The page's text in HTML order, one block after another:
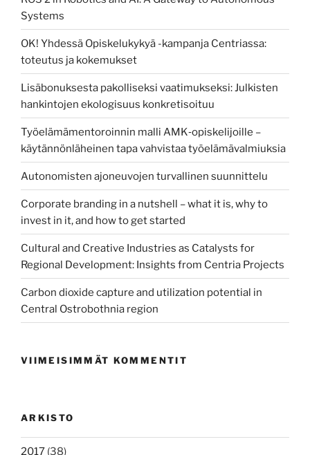
Systems
OK! Yhdessä Opiskelukykyä -kampanja Centriassa:
toteutus ja kokemukset
Lisäbonuksesta pakolliseksi vaatimukseksi: Julkisten
hankintojen ekologisuus konkretisoituu
Työelämämentoroinnin malli AMK‑opiskelijoille –
käytännönläheinen tapa vahvistaa työelämävalmiuksia
Autonomisten ajoneuvojen turvallinen suunnittelu
Corporate branding in a nutshell – what it is, why to
invest in it, and how to get started
Cultural and Creative Industries as Catalysts for
Regional Development: Insights from Centria Projects
Carbon dioxide capture and utilization potential in
Central Ostrobothnia region
VIIMEISIMMÄT KOMMENTIT
ARKISTO
2017 (38)